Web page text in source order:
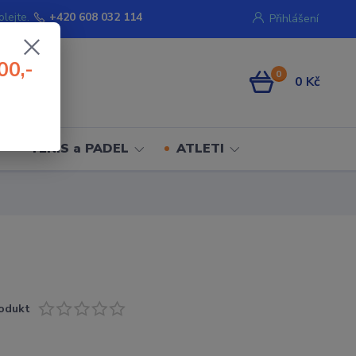
Přihlášení
+420 608 032 114
0 0 Kč
TENIS a PADEL ATLETI